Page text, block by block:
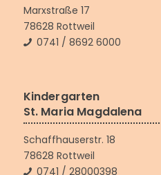
Marxstraße 17
78628 Rottweil
0741 / 8692 6000
Kindergarten
St. Maria Magdalena
Schaffhauserstr. 18
78628 Rottweil
0741 / 28000398